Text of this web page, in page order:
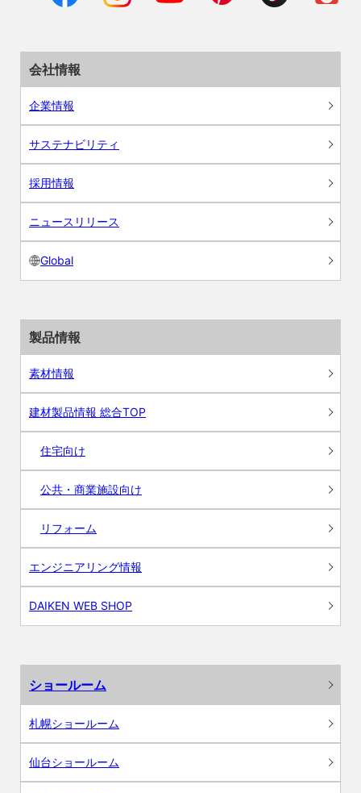
会社情報
企業情報
サステナビリティ
採用情報
ニュースリリース
Global
製品情報
素材情報
建材製品情報 総合TOP
住宅向け
公共・商業施設向け
リフォーム
エンジニアリング情報
DAIKEN WEB SHOP
ショールーム
札幌ショールーム
仙台ショールーム